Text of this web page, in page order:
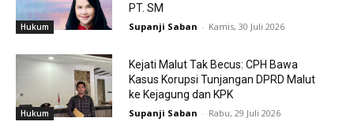
Hukum
PT. SM
Supanji Saban - Kamis, 30 Juli 2026
Hukum
Kejati Malut Tak Becus: CPH Bawa
Kasus Korupsi Tunjangan DPRD Malut
ke Kejagung dan KPK
Supanji Saban - Rabu, 29 Juli 2026